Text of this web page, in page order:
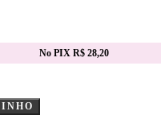
No PIX R$ 28,20